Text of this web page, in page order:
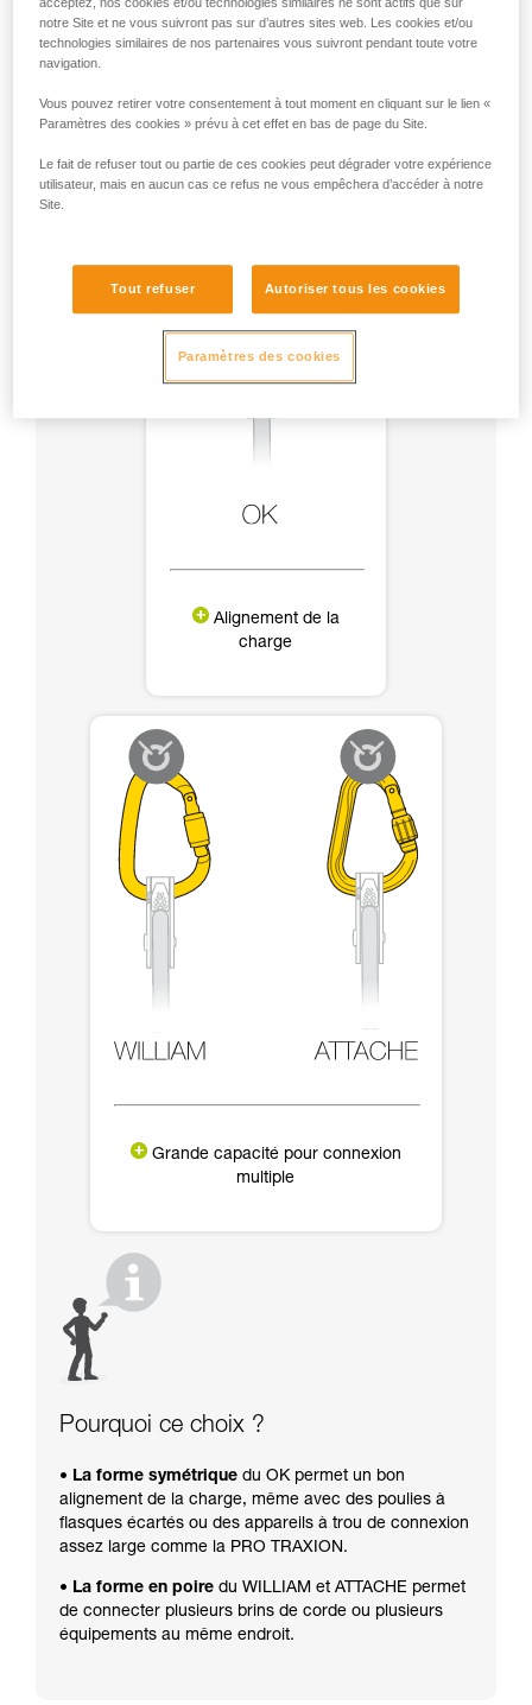
Recommandation de mousqueton et
accessoires
Alignement de la
charge
Grande capacité pour connexion
multiple
Pourquoi ce choix ?
• La forme symétrique du OK permet un bon
alignement de la charge, même avec des poulies à
flasques écartés ou des appareils à trou de connexion
assez large comme la PRO TRAXION.
• La forme en poire du WILLIAM et ATTACHE permet
de connecter plusieurs brins de corde ou plusieurs
équipements au même endroit.
acceptez, nos cookies et/ou technologies similaires ne sont actifs que sur
notre Site et ne vous suivront pas sur d’autres sites web. Les cookies et/ou
technologies similaires de nos partenaires vous suivront pendant toute votre
navigation.
Vous pouvez retirer votre consentement à tout moment en cliquant sur le lien «
Paramètres des cookies » prévu à cet effet en bas de page du Site.
Le fait de refuser tout ou partie de ces cookies peut dégrader votre expérience
utilisateur, mais en aucun cas ce refus ne vous empêchera d’accéder à notre
Site.
Tout refuser Autoriser tous les cookies
Paramètres des cookies